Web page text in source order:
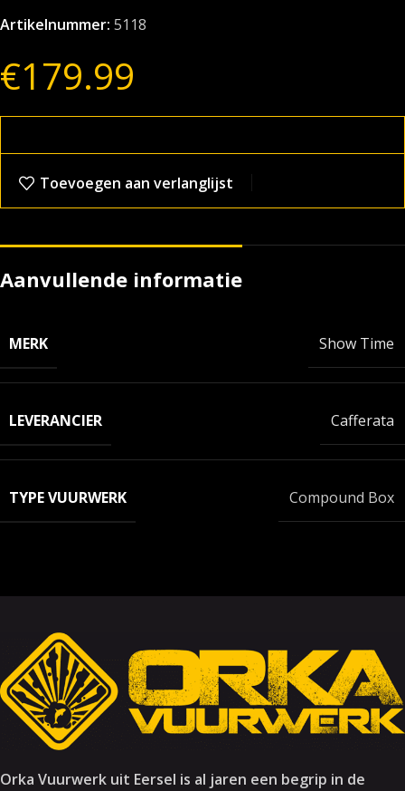
Artikelnummer: 5118
€179.99
Toevoegen aan verlanglijst
Aanvullende informatie
MERK Show Time
LEVERANCIER Cafferata
TYPE VUURWERK Compound Box
Orka Vuurwerk uit Eersel is al jaren een begrip in de